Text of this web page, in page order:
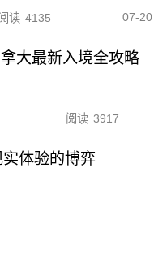
读 4135 07-20
大最新入境全攻略
阅读 3917
体验的博弈